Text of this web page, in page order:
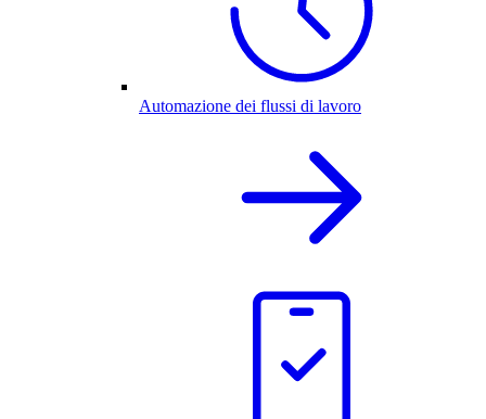
Automazione dei flussi di lavoro